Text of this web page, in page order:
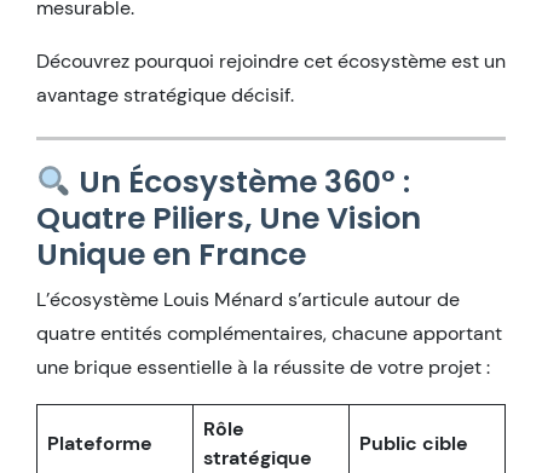
mesurable.
Découvrez pourquoi rejoindre cet écosystème est un
avantage stratégique décisif.
Un Écosystème 360° :
Quatre Piliers, Une Vision
Unique en France
L’écosystème Louis Ménard s’articule autour de
quatre entités complémentaires, chacune apportant
une brique essentielle à la réussite de votre projet :
Plateforme
Rôle
stratégique
Public cible